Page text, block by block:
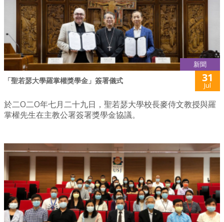
新聞
「聖若瑟大學羅掌權獎學金」簽署儀式 31
Jul
於二O二O年七月二十九日，聖若瑟大學校長麥侍文教授與羅
掌權先生在主教公署簽署獎學金協議。